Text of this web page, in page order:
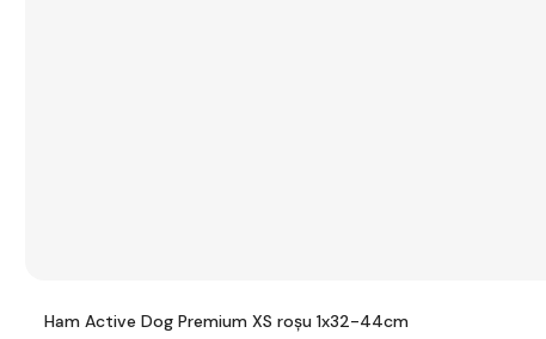
Ham Active Dog Premium XS roșu 1x32-44cm